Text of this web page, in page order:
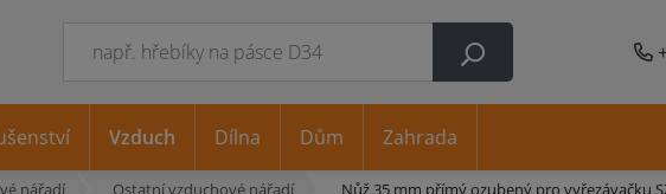
nářadí Ostatní vzduchové nářadí Nůž 35 mm přímý ozubený pro vyřezávačku
Vzduch Dílna Dům Zahrada